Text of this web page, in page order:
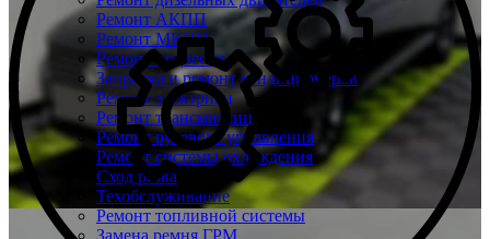
Ремонт АКПП
Ремонт МКПП
Ремонт подвески
Заправка и ремонт кондиционеров
Ремонт электрики
Ремонт трансмиссии
Ремонт рулевого управления
Ремонт системы охлаждения
Сход развал
Техобслуживание
Ремонт топливной системы
Замена ремня ГРМ